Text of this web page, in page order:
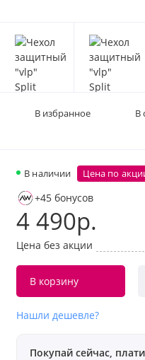
В наличии Цена по
+45 бонусов
4 490р.
Цена без акции
В корзину
Нашли дешевле?
Покупай сейчас,
В избранное В